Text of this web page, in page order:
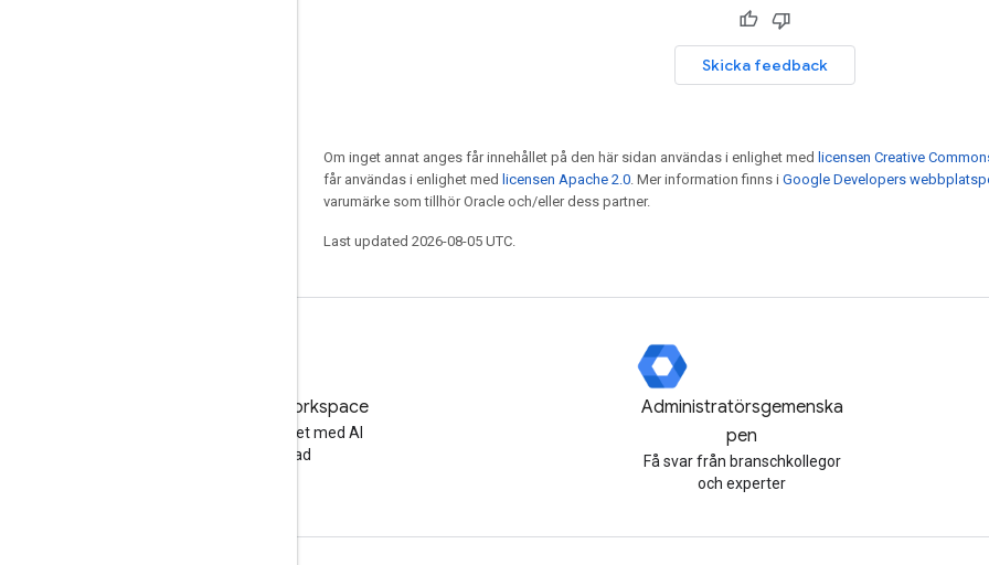
Skicka feedback
Om inget annat anges får innehållet på den här sidan användas i enlighet med licensen Creative
får användas i enlighet med licensen Apache 2.0. Mer information finns i Google Developers
varumärke som tillhör Oracle och/eller dess partner.
Last updated 2026-08-05 UTC.
Testa Google Workspace
Öka din produktivitet med AI
utan kostnad
Administratörsgemenska
pen
Få svar från branschkollegor
och experter